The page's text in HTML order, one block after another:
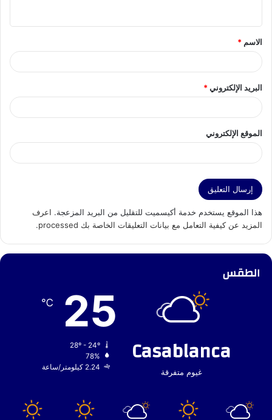
ق
*
الاسم *
البريد الإلكتروني*
الموقع الإلكتروني
هذا الموقع يستخدم خدمة أكيسميت للتقليل من البريد المزعجة. اعرف
المزيد عن كيفية التعامل مع بيانات التعليقات الخاصة بك processed
.
الطقس
Casablanca
غيوم متفرقة
25
℃
78%
2.24 كيلومتر/ساعة